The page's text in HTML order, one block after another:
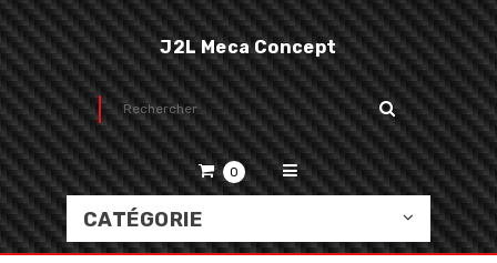
J2L Meca Concept
0
CATÉGORIE